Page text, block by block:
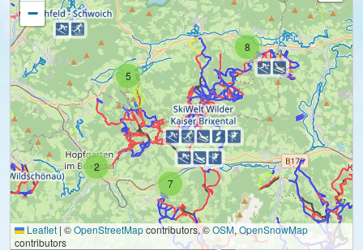
8
5
7
2
−
Leaflet | ©OpenStreetMapcontributors, ©OSM, OpenSnowMap
contributors